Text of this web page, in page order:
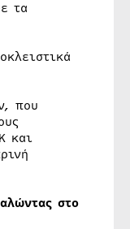
τα
που
και
στο